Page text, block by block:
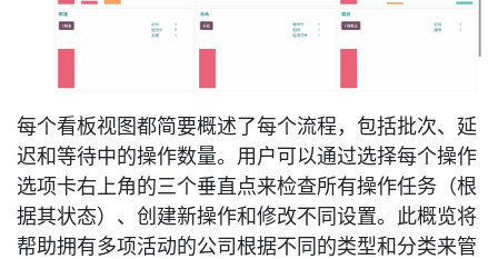
每个看板视图都简要概述了每个流程，包括批次、延
迟和等待中的操作数量。用户可以通过选择每个操作
选项卡右上角的三个垂直点来检查所有操作任务（根
据其状态）、创建新操作和修改不同设置。此概览将
帮助拥有多项活动的公司根据不同的类型和分类来管